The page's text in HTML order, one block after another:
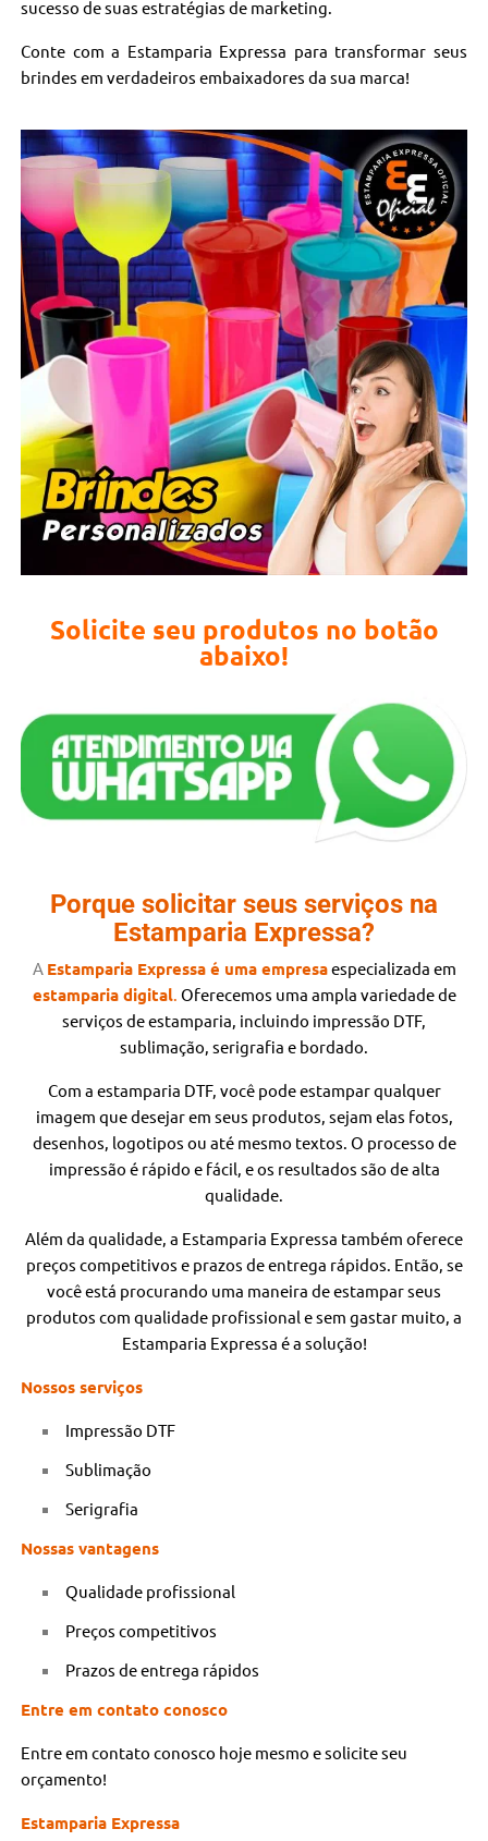
sucesso de suas estratégias de marketing.
Conte com a Estamparia Expressa para transformar seus
brindes em verdadeiros embaixadores da sua marca!
Solicite seu produtos no botão
abaixo!
Porque solicitar seus serviços na
Estamparia Expressa?
A Estamparia Expressa é uma empresaespecializada em
estamparia digital. Oferecemos uma ampla variedade de
serviços de estamparia, incluindo impressão DTF,
sublimação, serigrafia e bordado.
Com a estamparia DTF, você pode estampar qualquer
imagem que desejar em seus produtos, sejam elas fotos,
desenhos, logotipos ou até mesmo textos. O processo de
impressão é rápido e fácil, e os resultados são de alta
qualidade.
Além da qualidade, a Estamparia Expressa também oferece
preços competitivos e prazos de entrega rápidos. Então, se
você está procurando uma maneira de estampar seus
produtos com qualidade profissional e sem gastar muito, a
Estamparia Expressa é a solução!
Nossos serviços
Impressão DTF
Sublimação
Serigrafia
Nossas vantagens
Qualidade profissional
Preços competitivos
Prazos de entrega rápidos
Entre em contato conosco
Entre em contato conosco hoje mesmo e solicite seu
orçamento!
Estamparia Expressa